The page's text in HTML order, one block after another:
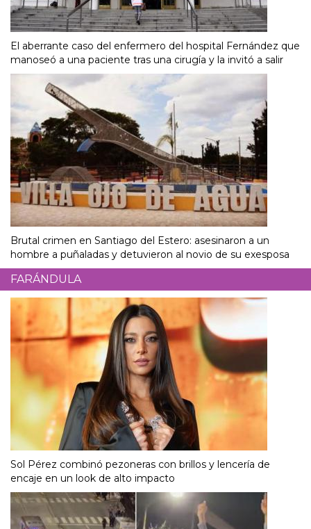
El aberrante caso del enfermero del hospital Fernández que
manoseó a una paciente tras una cirugía y la invitó a salir
Brutal crimen en Santiago del Estero: asesinaron a un
hombre a puñaladas y detuvieron al novio de su exesposa
FARÁNDULA
Sol Pérez combinó pezoneras con brillos y lencería de
encaje en un look de alto impacto